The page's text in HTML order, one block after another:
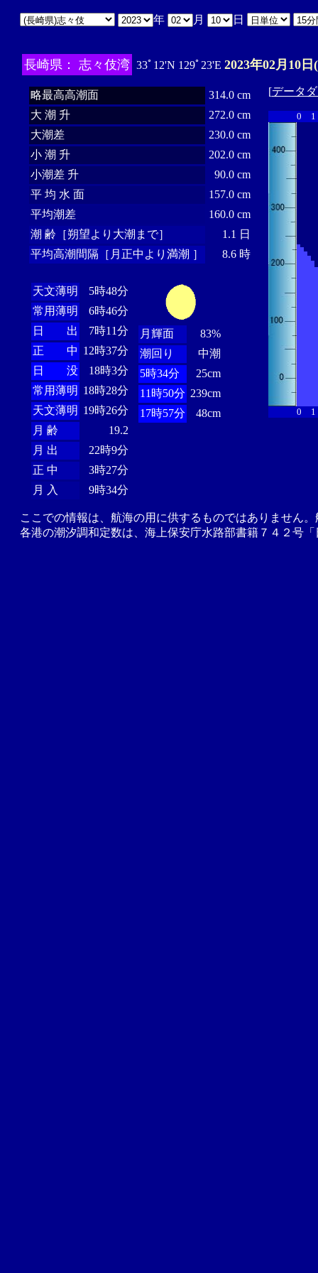
年 月 日
長崎県： 志々伎湾 33ﾟ12'N 129ﾟ23'E 2023年02月10日
略最高高潮面
314.0 cm
大 潮 升
272.0 cm
大潮差
230.0 cm
小 潮 升
202.0 cm
小潮差 升
90.0 cm
平 均 水 面
157.0 cm
平均潮差
160.0 cm
潮 齢［朔望より大潮まで］
1.1 日
平均高潮間隔［月正中より満潮 ］
8.6 時
天文薄明
5時48分
常用薄明
6時46分
日 出
7時11分
正 中 12時37分
日 没
18時3分
常用薄明 18時28分
天文薄明 19時26分
月 齢
19.2
月 出
22時9分
正 中
3時27分
月 入
9時34分
月輝面
83%
潮回り
中潮
5時34分
25cm
11時50分 239cm
17時57分
48cm
[データ
0 1
0 1
ここでの情報は、航海の用に供するものではありません
各港の潮汐調和定数は、海上保安庁水路部書籍７４２号